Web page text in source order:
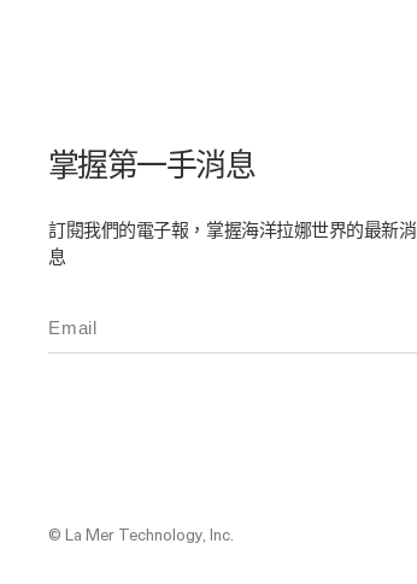
掌握第一手消息
訂閱我們的電子報，掌握海洋拉娜世界的最新消
息
© La Mer Technology, Inc.